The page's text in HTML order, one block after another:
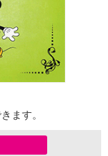
ます。